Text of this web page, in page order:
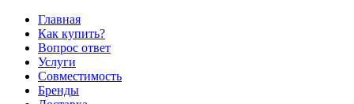
Главная
Как купить?
Вопрос ответ
Услуги
Совместимость
Бренды